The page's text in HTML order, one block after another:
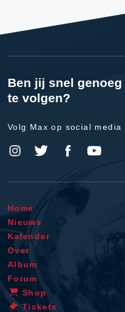
Ben jij snel
te volgen?
Volg Max op social
Home
Nieuws
Kalender
Over
Album
Forum
Shop
Tickets